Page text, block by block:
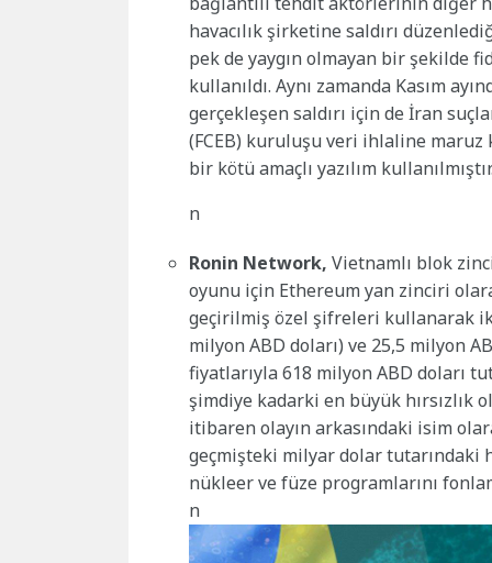
havacılık şirketine saldırı
pek de yaygın olmayan bir şekilde
kullanıldı. Aynı zamanda Kasım
gerçekleşen saldırı için de İran
(FCEB) kuruluşu veri ihlaline maruz
bir kötü amaçlı yazılım
n
Ronin Network, Vietnamlı blok
oyunu için Ethereum yan zinciri
geçirilmiş özel şifreleri kullanarak
milyon ABD doları) ve 25,5 milyon
fiyatlarıyla 618 milyon ABD doları
şimdiye kadarki en büyük hırsızlık
itibaren olayın arkasındaki isim
geçmişteki milyar dolar tutarındaki
nükleer ve füze programlarını
n